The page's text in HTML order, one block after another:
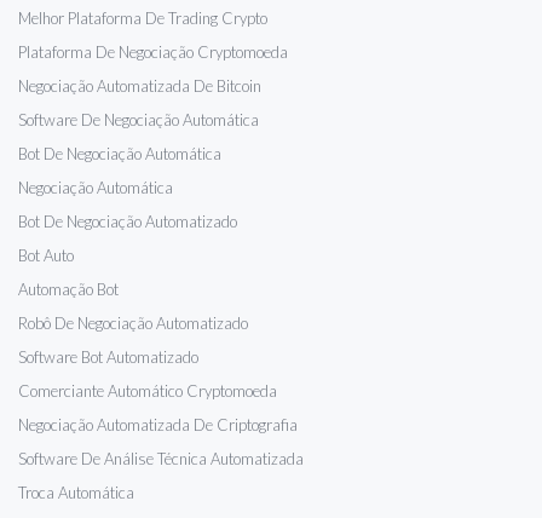
Melhor Plataforma De Trading Crypto
Plataforma De Negociação Cryptomoeda
Negociação Automatizada De Bitcoin
Software De Negociação Automática
Bot De Negociação Automática
Negociação Automática
Bot De Negociação Automatizado
Bot Auto
Automação Bot
Robô De Negociação Automatizado
Software Bot Automatizado
Comerciante Automático Cryptomoeda
Negociação Automatizada De Criptografia
Software De Análise Técnica Automatizada
Troca Automática